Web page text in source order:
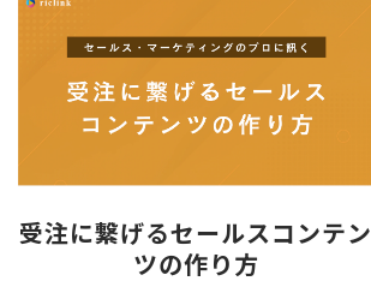
受注に繋げるセールスコンテン
ツの作り方